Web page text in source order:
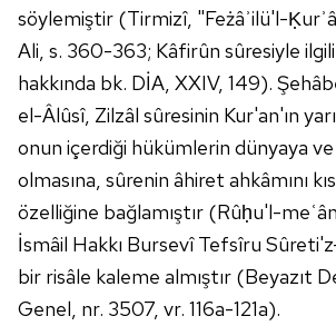
söylemiştir (Tirmizî, "Feżâʾilü'l-
Ali, s. 360-363; Kâfirûn sûresiyle ilgili
hakkında bk. DİA, XXIV, 149).
el-Âlûsî, Zilzâl sûresinin Kur'an'ın
onun içerdiği hükümlerin dünyaya
olmasına, sûrenin âhiret ahkâmını
özelliğine bağlamıştır (Rûḥu'l-
İsmâil Hakkı Bursevî Tefsîru
bir risâle kaleme almıştır (Beyazıt
Genel, nr. 3507, vr. 116a-121a).